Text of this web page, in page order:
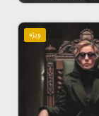
ویژه